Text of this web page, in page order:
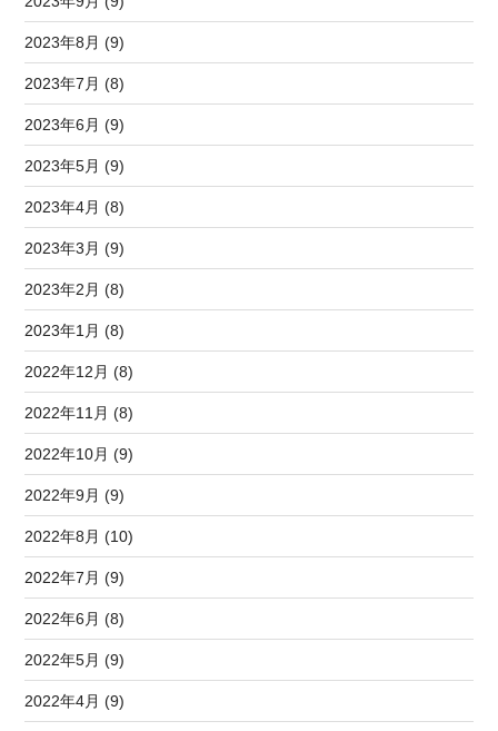
2023年8月 (9)
2023年7月 (8)
2023年6月 (9)
2023年5月 (9)
2023年4月 (8)
2023年3月 (9)
2023年2月 (8)
2023年1月 (8)
2022年12月 (8)
2022年11月 (8)
2022年10月 (9)
2022年9月 (9)
2022年8月 (10)
2022年7月 (9)
2022年6月 (8)
2022年5月 (9)
2022年4月 (9)